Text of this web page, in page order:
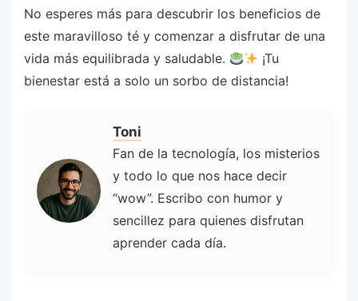
No esperes más para descubrir los beneficios de
este maravilloso té y comenzar a disfrutar de una
vida más equilibrada y saludable.
¡Tu
bienestar está a solo un sorbo de distancia!
Toni
Fan de la tecnología, los misterios
y todo lo que nos hace decir
“wow”. Escribo con humor y
sencillez para quienes disfrutan
aprender cada día.